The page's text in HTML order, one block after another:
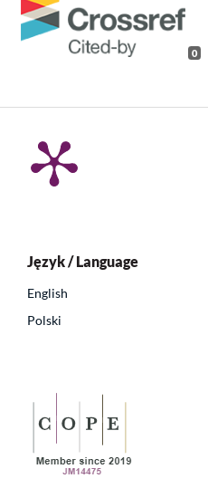
0
Język / Language
English
Polski